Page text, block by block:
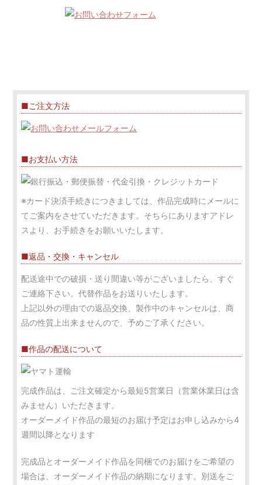
■ご注文方法
■お支払い方法
※カード決済手続きにつきましては、作品完成時にメールに
てご案内をさせていただきます。そちらにありますアドレ
スより、お手続きをお願いいたします。
■返品・交換・キャンセル
配送途中での破損・送り間違い等がございましたら、すぐ
ご連絡下さい。代替作品をお送りいたします。
上記以外の理由での返品交換、製作中のキャンセルは、商
品の性質上出来ませんので、予めご了承ください。
■作品の配送について
完成作品は、ご注文確定から最短5営業日（営業休業日は含
みません）いただきます。
オーダーメイド作品の最短のお届け予定はお申し込みから4
週間以降となります
完成品とオーダーメイド作品を同梱でのお届けをご希望の
場合は、オーダーメイド作品の納期になります。別送をご